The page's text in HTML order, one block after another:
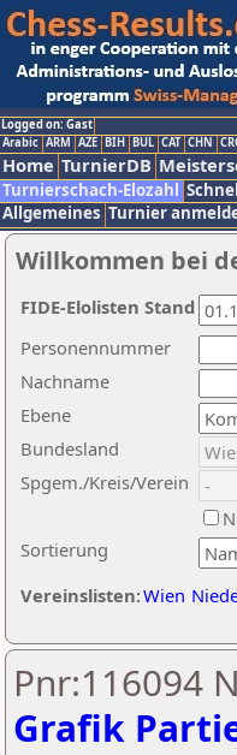
Logged on: Gast
Arabic ARM AZE BIH BUL CAT CHN
Home TurnierDB
Turnierschach-Elozahl
Allgemeines Turnier
Willkommen bei
Nachname
Ebene
Sortierung
Personennummer
Bundesland
Spgem./Kreis/Verein
Vereinslisten:Wien
FIDE-Elolisten Stand
Pnr:116094
Grafik